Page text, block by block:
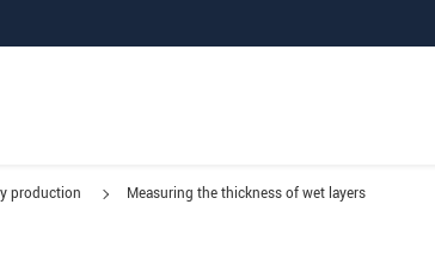
production Measuring the thickness of wet layers